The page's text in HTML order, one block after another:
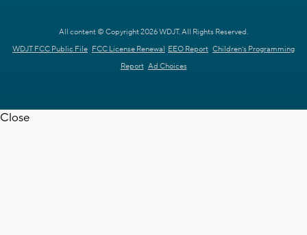
All content © Copyright 2026 WDJT. All Rights Reserved.
WDJT FCC Public File FCC License Renewal EEO Report Children's Programming
Report Ad Choices
Close